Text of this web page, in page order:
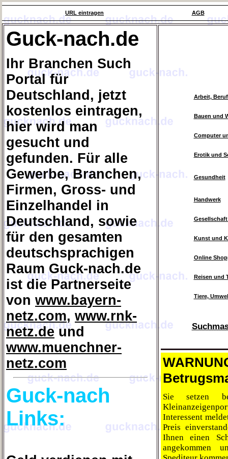
URL eintragen AGB
Guck-nach.de
Ihr Branchen Such
Portal für
Deutschland, jetzt
kostenlos eintragen,
hier wird man
gesucht und
gefunden. Für alle
Gewerbe, Branchen,
Firmen, Gross- und
Einzelhandel in
Deutschland, sowie
für den gesamten
deutschsprachigen
Raum Guck-nach.de
ist die Partnerseite
von www.bayern-
netz.com, www.rnk-
netz.deund
www.muenchner-
netz.com
Guck-nach
Links:
Arbeit,
Bauen und
Computer
Erotik und
Gesundheit
Handwerk
Kunst und
Online
Reisen und
Tiere,
Sie setzen
Interessent
Preis
Ihnen einen
angekommen